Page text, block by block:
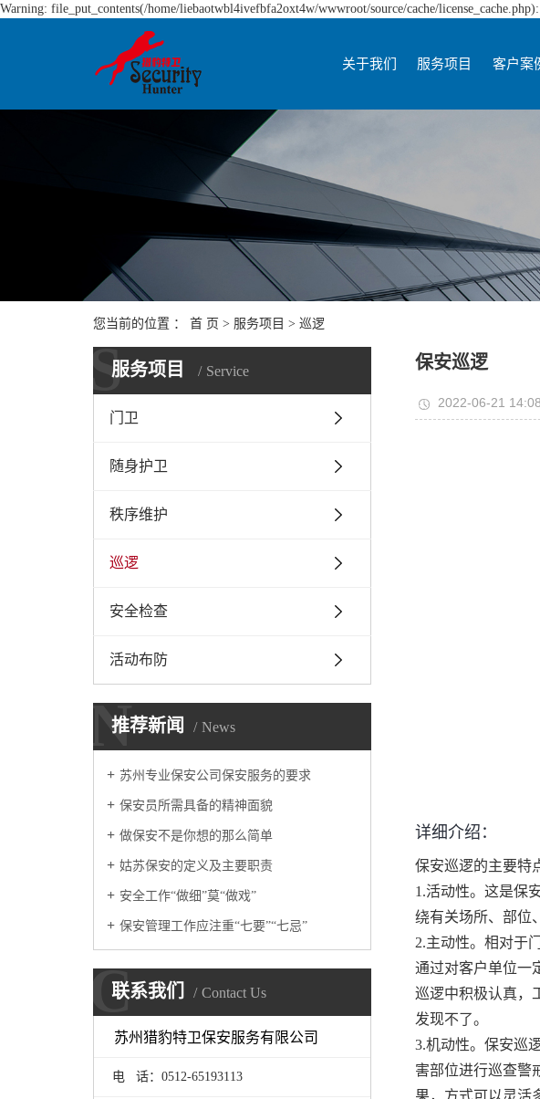
Warning: file_put_contents(/home/liebaotwbl4ivefbfa2oxt4w/wwwroot/source/cache/
关于我们 服务项目 客户案
您当前的位置 ： 首 页 > 服务项目 > 巡逻
服务项目 Service
S
门卫
随身护卫
秩序维护
巡逻
安全检查
活动布防
推荐新闻 News
N
苏州专业保安公司保安服务的要求
保安员所需具备的精神面貌
做保安不是你想的那么简单
姑苏保安的定义及主要职责
安全工作“做细”莫“做戏”
保安管理工作应注重“七要”“七忌”
联系我们 Contact Us
C
苏州猎豹特卫保安服务有限公司
电 话：0512-65193113
保安巡逻
2022-06-21
详细介绍：
保安巡逻的主要
1.活动性。这是保
绕有关场所、部位
2.主动性。相对于
通过对客户单位一
巡逻中积极认真，
发现不了。
3.机动性。保安巡
害部位进行巡查警
果，方式可以灵活